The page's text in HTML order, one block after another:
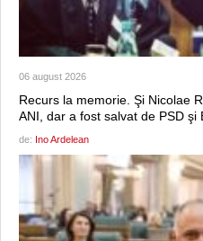
06 august 2026
Recurs la memorie. Şi Nicolae
ANI, dar a fost salvat de PSD şi
de: Ino Ardelean